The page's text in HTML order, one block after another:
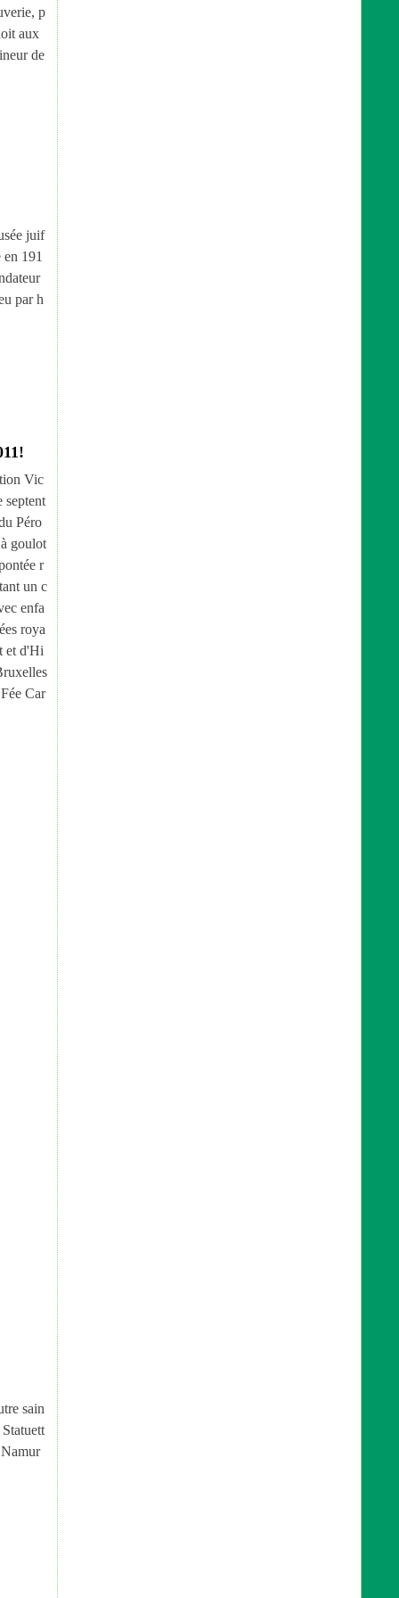
p
aux
de
juif
191
par h
Vic
septent
Péro
goulot
r
un c
enfa
roya
et d'Hi
Car
sain